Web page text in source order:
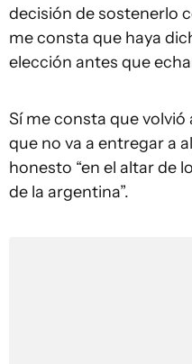
decisión de sostenerlo
me consta que haya
elección antes que
Sí me consta que
que no va a entregar a
honesto “en el altar de
de la argentina”.